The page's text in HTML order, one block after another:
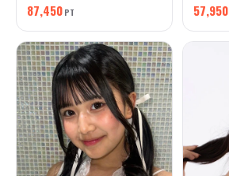
87,450 PT 57,950